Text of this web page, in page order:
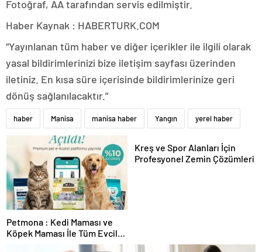
Fotoğraf, AA tarafından servis edilmiştir.
Haber Kaynak : HABERTURK.COM
“Yayınlanan tüm haber ve diğer içerikler ile ilgili olarak
yasal bildirimlerinizi bize iletişim sayfası üzerinden
iletiniz. En kısa süre içerisinde bildirimlerinize geri
dönüş sağlanılacaktır.”
haber Manisa manisa haber Yangın yerel haber
Petmona : Kedi Maması ve
Köpek Maması İle Tüm Evcil
Kreş ve Spor Alanları İçin
Profesyonel Zemin Çözümleri